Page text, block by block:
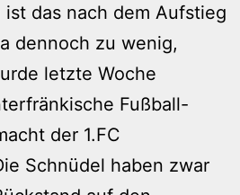
das nach dem Aufstieg
dennoch zu wenig,
letzte Woche
Fußball-
der 1.FC
Schnüdel haben zwar